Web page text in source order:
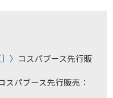
〉 コスパブース先行販
スパブース先行販売：